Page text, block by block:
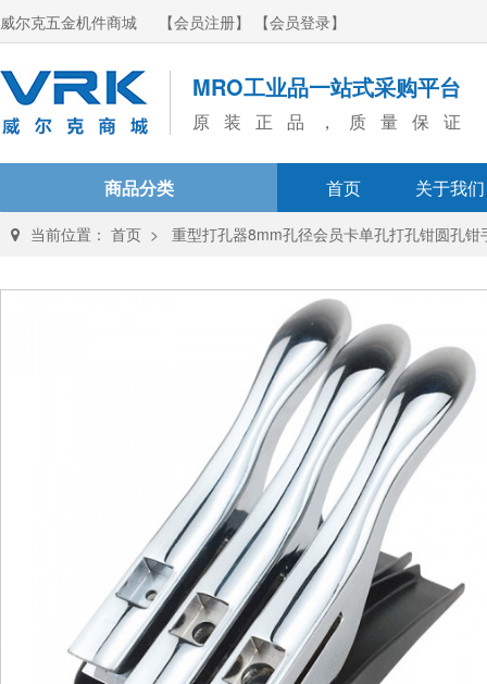
威尔克五金机件商城 【会员注册】 【会员登录】
MRO工业品一站式采购平台
原装正品，质量保证
商品分类 首页 关于我们
当前位置： 首页 > 重型打孔器8mm孔径会员卡单孔打孔钳圆孔钳